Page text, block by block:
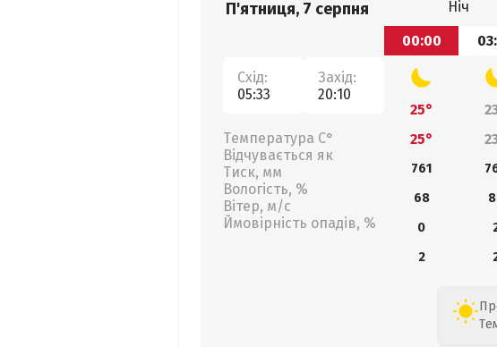
П'ятниця, 7 серпня
Схід:
05:33
Захід:
20:10
Температура С°
Відчувається як
Тиск, мм
Вологість, %
Вітер, м/с
Ймовірність опадів, %
Ніч
00:00
25°
25°
761
68
0
2